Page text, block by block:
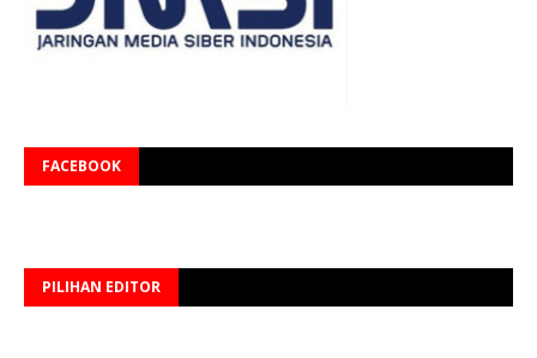
FACEBOOK
PILIHAN EDITOR